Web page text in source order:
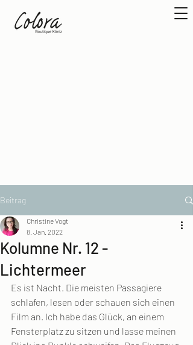
Beitrag
Kolumne Nr. 12 -
Lichtermeer
Christine Vogt
8. Jan. 2022
Es ist Nacht. Die meisten Passagiere
schlafen, lesen oder schauen sich einen
Film an. Ich habe das Glück, an einem
Fensterplatz zu sitzen und lasse meinen